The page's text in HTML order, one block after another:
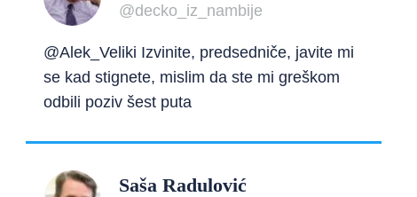
@decko_iz_nambije
@Alek_Veliki Izvinite, predsedniče, javite mi
se kad stignete, mislim da ste mi greškom
odbili poziv šest puta
Saša Radulović